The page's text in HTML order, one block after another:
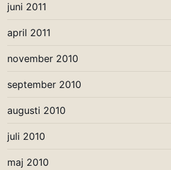
juni 2011
april 2011
november 2010
september 2010
augusti 2010
juli 2010
maj 2010